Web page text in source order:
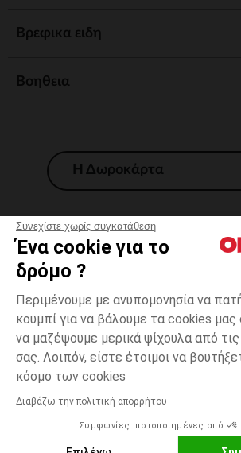
Συνεχίστε χωρίς συγκατάθεση
Ένα cookie για το
δρόμο ?
Περιμένουμε με ανυπομονησία να
κουμπί για να βάλουμε τα cookies μας
να μαζέψουμε μερικά ψίχουλα από τις
σας. Λοιπόν, είστε έτοιμοι να
κόσμο των cookies
Διαβάζω την πολιτική απορρήτου
Συμφωνίες πιστοποιημένες από
Γκρι
Δυνατότητα πληρωμής με
ΠΡΟΣΘΉΚΗ ΣΤΟ ΚΑΛΆΘΙ
Βρεφικα ειδη
Βοηθεια
Η Δωροκάρτα
Γενικοί 'Οροι Πώλησης
*Εμπορικες προσφορες
Προσωπικά δεδομένα
Διαχείρηση των cookies
Προσβασιμότητα: μη
H Orchestra συμμετέχει στον κωδικά
μεσολάβησης της Γαλλικής Ομοσπονδίας